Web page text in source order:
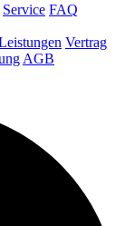
Service FAQ
Vertrag
AGB